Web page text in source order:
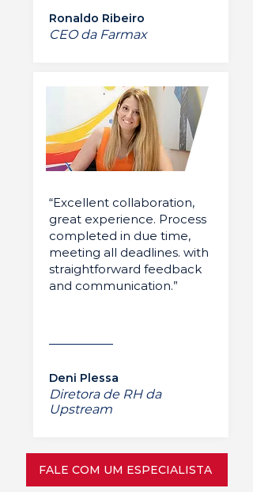
Ronaldo Ribeiro
CEO da Farmax
“Excellent collaboration,
great experience. Process
completed in due time,
meeting all deadlines. with
straightforward feedback
and communication.”
Deni Plessa
Diretora de RH da
Upstream
FALE COM UM ESPECIALISTA